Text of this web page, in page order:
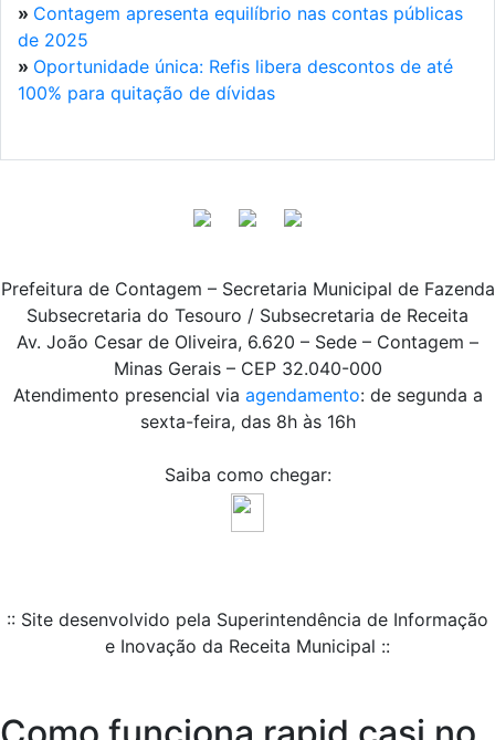
» Contagem apresenta equilíbrio nas contas públicas
de 2025
» Oportunidade única: Refis libera descontos de até
100% para quitação de dívidas
Prefeitura de Contagem – Secretaria Municipal de Fazenda
Subsecretaria do Tesouro / Subsecretaria de Receita
Av. João Cesar de Oliveira, 6.620 – Sede – Contagem –
Minas Gerais – CEP 32.040-000
Atendimento presencial via agendamento: de segunda a
sexta-feira, das 8h às 16h
Saiba como chegar:
:: Site desenvolvido pela Superintendência de Informação
e Inovação da Receita Municipal ::